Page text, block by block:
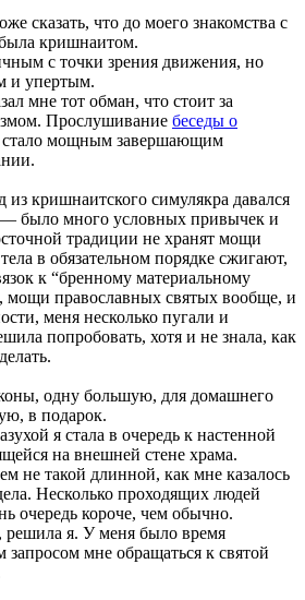
сказать, что до моего знакомства с
кришнаитом.
с точки зрения движения, но
и упертым.
мне тот обман, что стоит за
Прослушивание беседы о
стало мощным завершающим
кришнаитского симулякра давался
было много условных привычек и
традиции не хранят мощи
в обязательном порядке сжигают,
к “бренному материальному
мощи православных святых вообще, и
меня несколько пугали и
попробовать, хотя и не знала, как
одну большую, для домашнего
в подарок.
я стала в очередь к настенной
на внешней стене храма.
не такой длинной, как мне казалось
Несколько проходящих людей
очередь короче, чем обычно.
решила я. У меня было время
запросом мне обращаться к святой